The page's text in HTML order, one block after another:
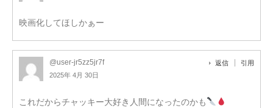
映画化してほしかぁー
@user-jr5zz5jr7f
2025年 4月 30日
返信 引用
これだからチャッキー大好き人間になったのかも